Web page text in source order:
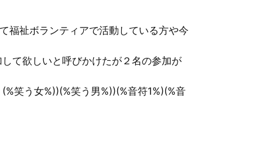
福祉ボランティアで活動している方や今
て欲しいと呼びかけたが２名の参加が
笑う女%))(%笑う男%))(%音符1%)(%音